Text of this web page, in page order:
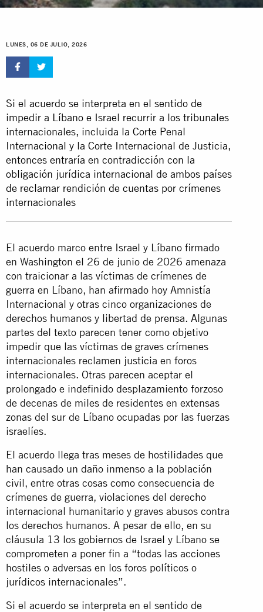
LUNES, 06 DE JULIO, 2026
Si el acuerdo se interpreta en el sentido de
impedir a Líbano e Israel recurrir a los tribunales
internacionales, incluida la Corte Penal
Internacional y la Corte Internacional de Justicia,
entonces entraría en contradicción con la
obligación jurídica internacional de ambos países
de reclamar rendición de cuentas por crímenes
internacionales
El acuerdo marco entre Israel y Líbano firmado
en Washington el 26 de junio de 2026 amenaza
con traicionar a las víctimas de crímenes de
guerra en Líbano, han afirmado hoy Amnistía
Internacional y otras cinco organizaciones de
derechos humanos y libertad de prensa. Algunas
partes del texto parecen tener como objetivo
impedir que las víctimas de graves crímenes
internacionales reclamen justicia en foros
internacionales. Otras parecen aceptar el
prolongado e indefinido desplazamiento forzoso
de decenas de miles de residentes en extensas
zonas del sur de Líbano ocupadas por las fuerzas
israelíes.
El acuerdo llega tras meses de hostilidades que
han causado un daño inmenso a la población
civil, entre otras cosas como consecuencia de
crímenes de guerra, violaciones del derecho
internacional humanitario y graves abusos contra
los derechos humanos. A pesar de ello, en su
cláusula 13 los gobiernos de Israel y Líbano se
comprometen a poner fin a “todas las acciones
hostiles o adversas en los foros políticos o
jurídicos internacionales”.
Si el acuerdo se interpreta en el sentido de